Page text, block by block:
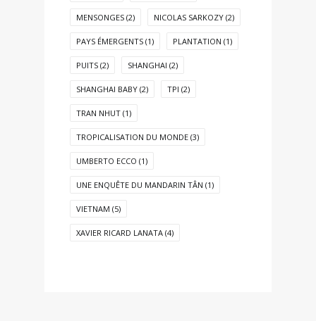
MENSONGES (2) NICOLAS SARKOZY (2)
PAYS ÉMERGENTS (1) PLANTATION (1)
PUITS (2) SHANGHAI (2)
SHANGHAI BABY (2) TPI (2)
TRAN NHUT (1)
TROPICALISATION DU MONDE (3)
UMBERTO ECCO (1)
UNE ENQUÊTE DU MANDARIN TÂN (1)
VIETNAM (5)
XAVIER RICARD LANATA (4)